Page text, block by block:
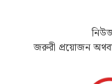
জরুরী প্রয়োজন